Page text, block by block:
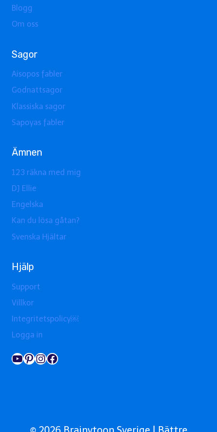
Blogg
Om oss
Sagor
Aisopos fabler
Godnattsagor
Klassiska sagor
Sapoyas fabler
Ämnen
123 räkna med mig
DJ Ellie
Engelska
Kan du lösa gåtan?
Svenska Hjältar
Hjälp
Support
Villkor
Integritetspolicy￼
Logga in
YouTube
Pinterest
Instagram
Facebook